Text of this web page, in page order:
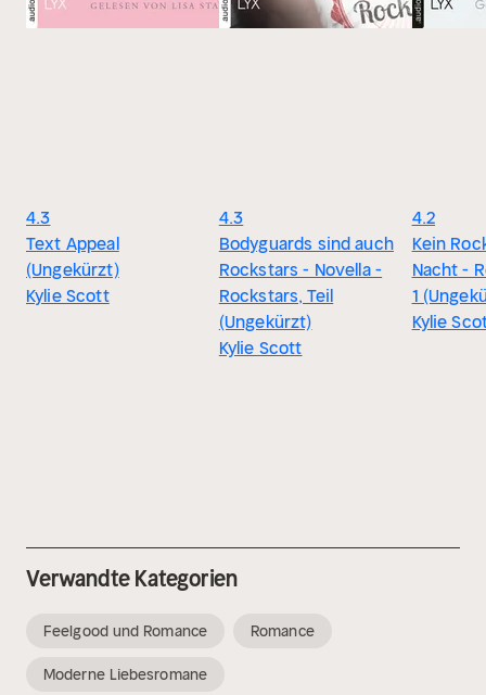
4.3
Text Appeal
(Ungekürzt)
Kylie Scott
4.3
Bodyguards sind auch
Rockstars - Novella -
Rockstars, Teil
(Ungekürzt)
Kylie Scott
4.2
Kein
Nacht -
1
Kylie
Verwandte Kategorien
Feelgood und Romance Romance
Moderne Liebesromane